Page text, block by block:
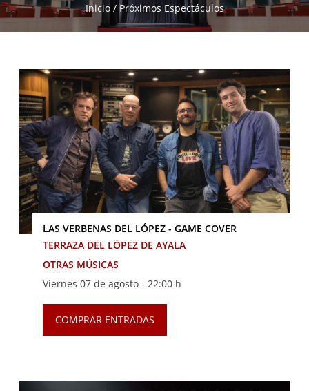
Inicio / Próximos Espectáculos
LAS VERBENAS DEL LÓPEZ - GAME COVER
TERRAZA DEL LÓPEZ DE AYALA
OTRAS MÚSICAS
Viernes 07 de agosto - 22:00 h
COMPRAR ENTRADAS